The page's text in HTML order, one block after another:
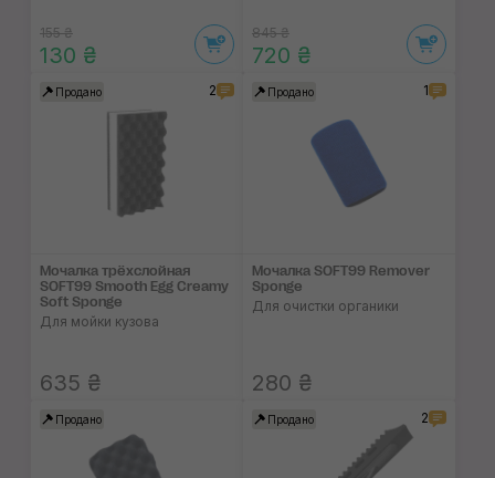
155 ₴
130 ₴
845 ₴
720 ₴
Продано 2
Мочалка трёхслойная
SOFT99 Smooth Egg Creamy
Soft Sponge
Для мойки кузова
635 ₴
Продано 1
Мочалка SOFT99 Remover
Sponge
Для очистки органики
280 ₴
Продано Продано 2